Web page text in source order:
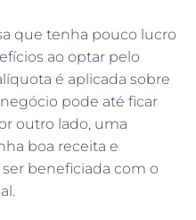
que tenha pouco lucro
ao optar pelo
é aplicada sobre
pode até ficar
outro lado, uma
boa receita e
beneficiada com o